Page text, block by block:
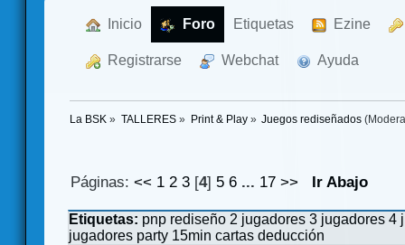
Inicio Foro Etiquetas Ezine
Registrarse Webchat Ayuda
La BSK » TALLERES» Print & Play» Juegos rediseñados
Páginas:<< 1 2 3 [4] 5 6 ... 17 >> Ir Abajo
Etiquetas: pnp rediseño 2 jugadores 3 jugadores 4
jugadores party 15min cartas deducción